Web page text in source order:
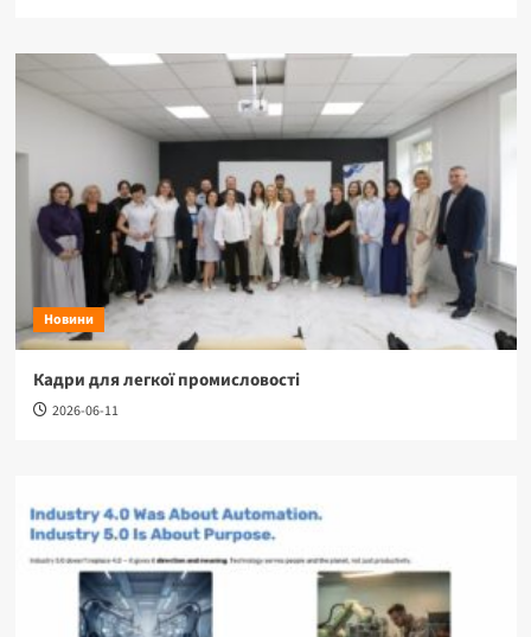
Новини
Кадри для легкої промисловості
2026-06-11